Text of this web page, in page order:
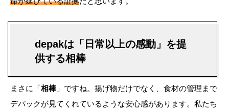
depakは「日常以上の感動」を提
供する相棒
まさに「相棒」ですね。揚げ物だけでなく、食材の管理まで
デパックが見てくれているような安心感があります。私たち